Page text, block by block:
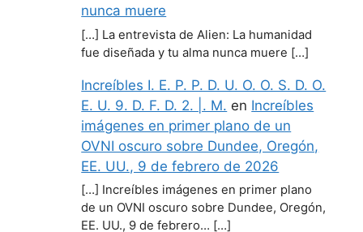
nunca muere
[…] La entrevista de Alien: La humanidad
fue diseñada y tu alma nunca muere […]
Increíbles I. E. P. P. D. U. O. O. S. D. O.
E. U. 9. D. F. D. 2. |. M. en Increíbles
imágenes en primer plano de un
OVNI oscuro sobre Dundee, Oregón,
EE. UU., 9 de febrero de 2026
[…] Increíbles imágenes en primer plano
de un OVNI oscuro sobre Dundee, Oregón,
EE. UU., 9 de febrero… […]